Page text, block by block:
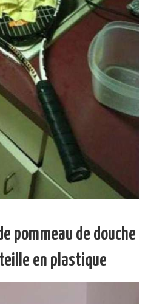
pommeau de douche
en plastique